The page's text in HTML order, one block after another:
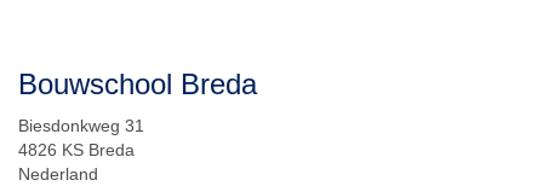
Bouwschool Breda
Biesdonkweg 31
4826 KS Breda
Nederland